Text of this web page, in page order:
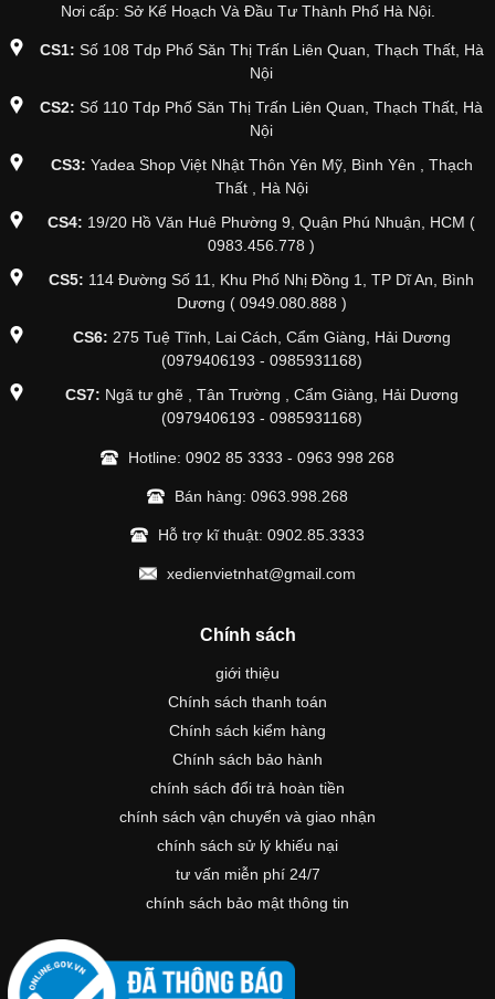
Nơi cấp: Sở Kế Hoạch Và Đầu Tư Thành Phố Hà Nội.
CS1: Số 108 Tdp Phố Săn Thị Trấn Liên Quan, Thạch Thất, Hà
Nội
CS2: Số 110 Tdp Phố Săn Thị Trấn Liên Quan, Thạch Thất, Hà
Nội
CS3: Yadea Shop Việt Nhật Thôn Yên Mỹ, Bình Yên , Thạch
Thất , Hà Nội
CS4: 19/20 Hồ Văn Huê Phường 9, Quận Phú Nhuận, HCM (
0983.456.778 )
CS5: 114 Đường Số 11, Khu Phố Nhị Đồng 1, TP Dĩ An, Bình
Dương ( 0949.080.888 )
CS6: 275 Tuệ Tĩnh, Lai Cách, Cẩm Giàng, Hải Dương
(0979406193 - 0985931168)
CS7: Ngã tư ghẽ , Tân Trường , Cẩm Giàng, Hải Dương
(0979406193 - 0985931168)
Hotline: 0902 85 3333 - 0963 998 268
Bán hàng: 0963.998.268
Hỗ trợ kĩ thuật: 0902.85.3333
xedienvietnhat@gmail.com
Chính sách
giới thiệu
Chính sách thanh toán
Chính sách kiểm hàng
Chính sách bảo hành
chính sách đổi trả hoàn tiền
chính sách vận chuyển và giao nhận
chính sách sử lý khiếu nại
tư vấn miễn phí 24/7
chính sách bảo mật thông tin